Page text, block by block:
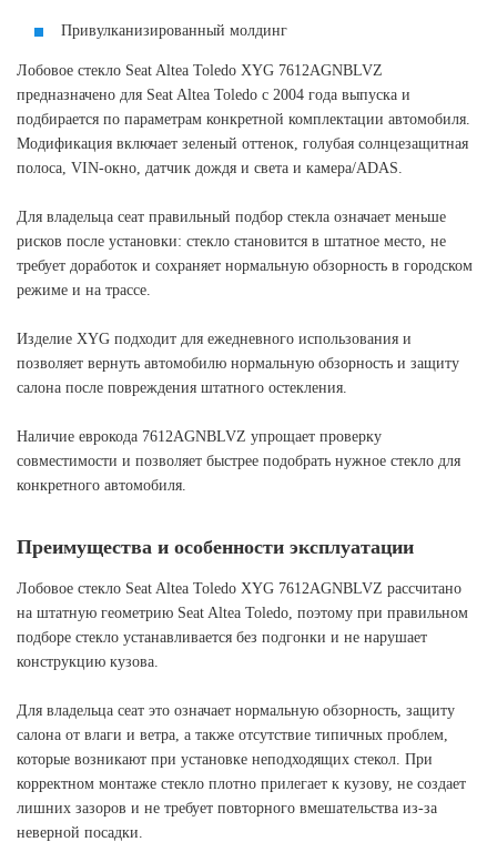
Привулканизированный молдинг
Лобовое стекло Seat Altea Toledo XYG 7612AGNBLVZ
предназначено для Seat Altea Toledo с 2004 года выпуска и
подбирается по параметрам конкретной комплектации автомобиля.
Модификация включает зеленый оттенок, голубая солнцезащитная
полоса, VIN-окно, датчик дождя и света и камера/ADAS.
Для владельца сеат правильный подбор стекла означает меньше
рисков после установки: стекло становится в штатное место, не
требует доработок и сохраняет нормальную обзорность в городском
режиме и на трассе.
Изделие XYG подходит для ежедневного использования и
позволяет вернуть автомобилю нормальную обзорность и защиту
салона после повреждения штатного остекления.
Наличие еврокода 7612AGNBLVZ упрощает проверку
совместимости и позволяет быстрее подобрать нужное стекло для
конкретного автомобиля.
Преимущества и особенности эксплуатации
Лобовое стекло Seat Altea Toledo XYG 7612AGNBLVZ рассчитано
на штатную геометрию Seat Altea Toledo, поэтому при правильном
подборе стекло устанавливается без подгонки и не нарушает
конструкцию кузова.
Для владельца сеат это означает нормальную обзорность, защиту
салона от влаги и ветра, а также отсутствие типичных проблем,
которые возникают при установке неподходящих стекол. При
корректном монтаже стекло плотно прилегает к кузову, не создает
лишних зазоров и не требует повторного вмешательства из-за
неверной посадки.